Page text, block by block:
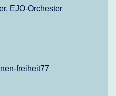
EJO-Orchester
freiheit77